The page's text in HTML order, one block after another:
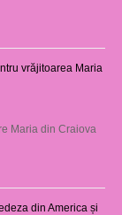
vrăjitoarea Maria
Maria din Craiova
din America și